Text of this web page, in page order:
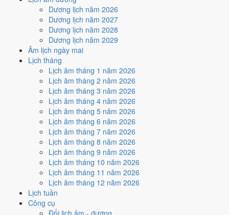
Dương lịch năm 2026
Dương lịch năm 2027
Dương lịch năm 2028
Dương lịch năm 2029
Âm lịch ngày mai
Lịch tháng
Lịch âm tháng 1 năm 2026
Lịch âm tháng 2 năm 2026
Lịch âm tháng 3 năm 2026
Lịch âm tháng 4 năm 2026
Lịch âm tháng 5 năm 2026
Lịch âm tháng 6 năm 2026
Lịch âm tháng 7 năm 2026
Lịch âm tháng 8 năm 2026
Lịch âm tháng 9 năm 2026
Lịch âm tháng 10 năm 2026
Lịch âm tháng 11 năm 2026
Lịch âm tháng 12 năm 2026
Lịch tuần
Công cụ
Đổi lịch âm - dương
🏗️
Động thổ - khởi công
Tốt
Động thổ - khởi công hôm nay ở
Hoàng Đạo.
Cách tính ngày tốt
🏡 Nhập trạch - vào nhà mới
Tốt
Nhập trạch - vào nhà mới hôm nay ở
Ngày Hoàng Đạo.
Cách tính ngày tốt
Mua xe - tậu xe
Tốt
Mua xe - tậu xe hôm nay ởmức tốt (6/10)
Hoàng Đạo.
Cách tính ngày tốt
Xuất hành - đi xa
Rất tốt
Xuất hành - đi xa hôm nay ở
Sâm và Ngày Hoàng Đạo